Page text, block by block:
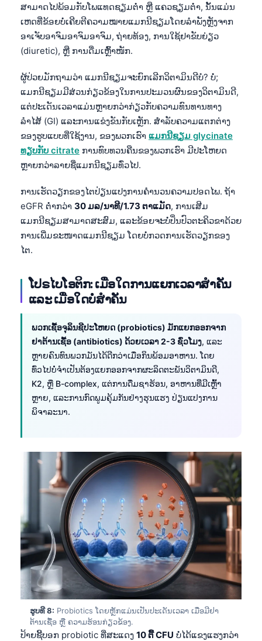
ສາມາດໄປພ້ອມກັບໂພແທດຊຽມຕໍ່າ ຫຼື ແຄວຊຽມຕໍ່າ, ນັ້ນແມ່ນ
ເຫດທີ່ຂ້ອຍບໍ່ເຄີຍຕີຄວາມໝາຍແມກນີຊຽມໂດຍລຳພັງຫຼັງຈາກ
ອາເຈັບອາຈົມອາຈົມອາຈົມ, ຖ່າຍທ້ອງ, ການໃຊ້ຢາຂັບຍ່ຽວ
(diuretic), ຫຼື ການດື່ມເຫຼົ້າໜັກ.
ຜູ້ປ່ວຍມັກຖາມວ່າ ແມກນີຊຽມຈະຍົກເລີກວິຕາມິນດີບໍ? ບໍ່;
ແມກນີຊຽມມີສ່ວນກ່ຽວຂ້ອງໃນການປະມວນຜົນຂອງວິຕາມິນດີ,
ແຕ່ປະເດັນເວລາແມ່ນຫຼາຍກວ່າກ່ຽວກັບຄວາມທົນທານທາງ
ລຳໄສ້ (GI) ແລະການແຂ່ງຂັນກັບເຫຼັກ. ສຳລັບຄວາມແຕກຕ່າງ
ຂອງຮູບແບບທີ່ໃຊ້ງານ, ຂອງພວກເຮົາ ແມກນີຊຽມ glycinate
ທຽບກັບ citrate ການທົບທວນຄືນຂອງພວກເຮົາ ມີປະໂຫຍດ
ຫຼາຍກວ່າລາຍຊື່ແມກນີຊຽມທົ່ວໄປ.
ການເຮັດວຽກຂອງໄຕປ່ຽນແປງການຄຳນວນຄວາມປອດໄພ. ຖ້າ
eGFR ຕ່ຳກວ່າ 30 ມລ/ນາທີ/1.73 ຕາແມັດ, ການເສີມ
ແມກນີຊຽມສາມາດສະສົມ, ແລະຂ້ອຍຈະບໍ່ປິ່ນປົວຕະຄິວຂາດ້ວຍ
ການເພີ່ມຂະໜາດແມກນີຊຽມ ໂດຍບໍ່ກວດການເຮັດວຽກຂອງ
ໄຕ.
ໂປຣໄບໂອຕິກ: ເມື່ອໃດການແຍກເວລາສຳຄັນ
ແລະ ເມື່ອໃດບໍ່ສຳຄັນ
ພວກເຊື້ອຈຸລິນຊີປະໂຫຍດ (probiotics) ມັກແຍກອອກຈາກ
ຢາຕ້ານເຊື້ອ (antibiotics) ດ້ວຍເວລາ 2-3 ຊົ່ວໂມງ, ແລະ
ຫຼາຍຄົນທົນພວກມັນໄດ້ດີກວ່າເມື່ອກິນພ້ອມອາຫານ. ໂດຍ
ທົ່ວໄປບໍ່ຈຳເປັນຕ້ອງແຍກອອກຈາກຜະລິດຕະພັນວິຕາມິນດີ,
K2, ຫຼື B-complex, ແຕ່ການດື່ມຊາຮ້ອນ, ອາຫານທີ່ມີເຫຼົ້າ
ຫຼາຍ, ແລະການກົດພູມຄຸ້ມກັນຢ່າງຮຸນແຮງ ປ່ຽນແປງການ
ພິຈາລະນາ.
ຮູບທີ 8: Probiotics ໂດຍຫຼັກແມ່ນເປັນປະເດັນເວລາ ເມື່ອມີຢາ
ຕ້ານເຊື້ອ ຫຼື ຄວາມຮ້ອນກ່ຽວຂ້ອງ.
ປ້າຍຊີ້ບອກ probiotic ທີ່ສະແດງ 10 ຕື້ CFU ບໍ່ໄດ້ແຂງແຮງກວ່າ
Shqip
বাংলা
اردو
मराठी
తెలుగు
தமிழ்
ગુજરાતી
ಕನ್ನಡ
മലയാളം
Bahasa Melayu
Tagalog
ไทย
ဗမာစာ
ភាសាខ្មែរ
Kiswahili
አማርኛ
Українська
O‘zbekcha
Suomi
Hrvatski
Slovenčina
كوردی‎
پښتو
سنڌي
සිංහල
অসমীয়া
Latviešu valoda
Македонски јазик
Euskara